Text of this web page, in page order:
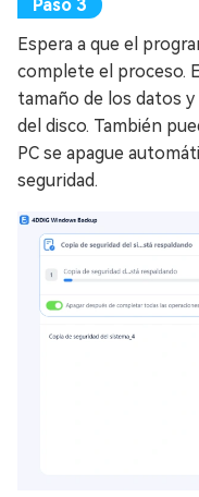
Espera a que el
complete el proceso.
tamaño de los datos
del disco. También
PC se apague
seguridad.